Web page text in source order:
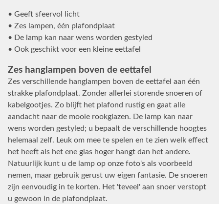
• Geeft sfeervol licht
• Zes lampen, één plafondplaat
• De lamp kan naar wens worden gestyled
• Ook geschikt voor een kleine eettafel
Zes hanglampen boven de eettafel
Zes verschillende hanglampen boven de eettafel aan één
strakke plafondplaat. Zonder allerlei storende snoeren of
kabelgootjes. Zo blijft het plafond rustig en gaat alle
aandacht naar de mooie rookglazen. De lamp kan naar
wens worden gestyled; u bepaalt de verschillende hoogtes
helemaal zelf. Leuk om mee te spelen en te zien welk effect
het heeft als het ene glas hoger hangt dan het andere.
Natuurlijk kunt u de lamp op onze foto's als voorbeeld
nemen, maar gebruik gerust uw eigen fantasie. De snoeren
zijn eenvoudig in te korten. Het 'teveel' aan snoer verstopt
u gewoon in de plafondplaat.